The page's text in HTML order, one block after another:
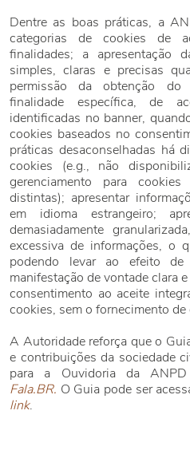
Dentre as boas práticas, a
categorias de cookies de
finalidades; a apresentação
simples, claras e precisas
permissão da obtenção do
finalidade específica, de
identificadas no banner,
cookies baseados no
práticas desaconselhadas há
cookies (e.g., não
gerenciamento para
distintas); apresentar
em idioma estrangeiro;
demasiadamente
excessiva de informações, o
podendo levar ao efeito
manifestação de vontade clara
consentimento ao aceite
cookies, sem o fornecimento
A Autoridade reforça que o
e contribuições da sociedade
para a Ouvidoria da
Fala.BR. O Guia pode ser
link.